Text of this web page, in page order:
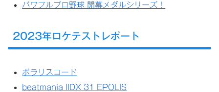
パワフルプロ野球 開幕メダルシリーズ！
2023年ロケテストレポート
ポラリスコード
beatmania IIDX 31 EPOLIS